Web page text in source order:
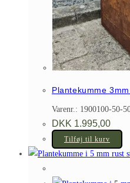
Plantekumme
Varenr.: 1900100-50-
DKK 1.995,00
Tilføj til kurv